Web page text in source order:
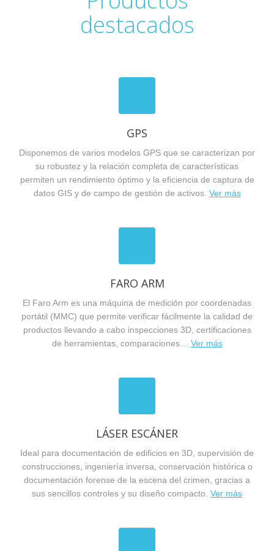
destacados
GPS
Disponemos de varios modelos GPS que se caracterizan por
su robustez y la relación completa de características
permiten un rendimiento óptimo y la eficiencia de captura de
datos GIS y de campo de gestión de activos. Ver más
FARO ARM
El Faro Arm es una máquina de medición por coordenadas
portátil (MMC) que permite verificar fácilmente la calidad de
productos llevando a cabo inspecciones 3D, certificaciones
de herramientas, comparaciones… Ver más
LÁSER ESCÁNER
Ideal para documentación de edificios en 3D, supervisión de
construcciones, ingeniería inversa, conservación histórica o
documentación forense de la escena del crimen, gracias a
sus sencillos controles y su diseño compacto. Ver más